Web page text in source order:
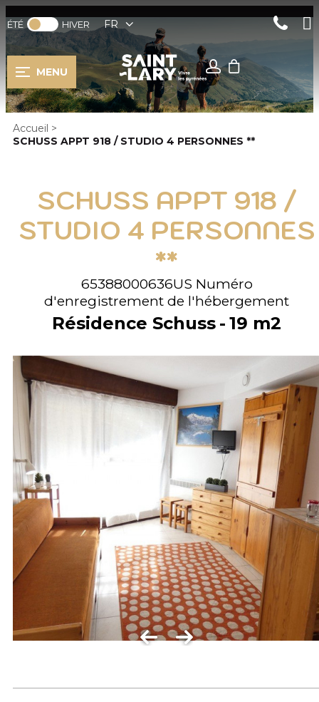
ÉTÉ HIVER FR
MENU
Accueil >
SCHUSS APPT 918 / STUDIO 4 PERSONNES **
SCHUSS APPT 918 /
STUDIO 4 PERSONNES
**
65388000636US Numéro
d'enregistrement de l'hébergement
Résidence Schuss 19 m2